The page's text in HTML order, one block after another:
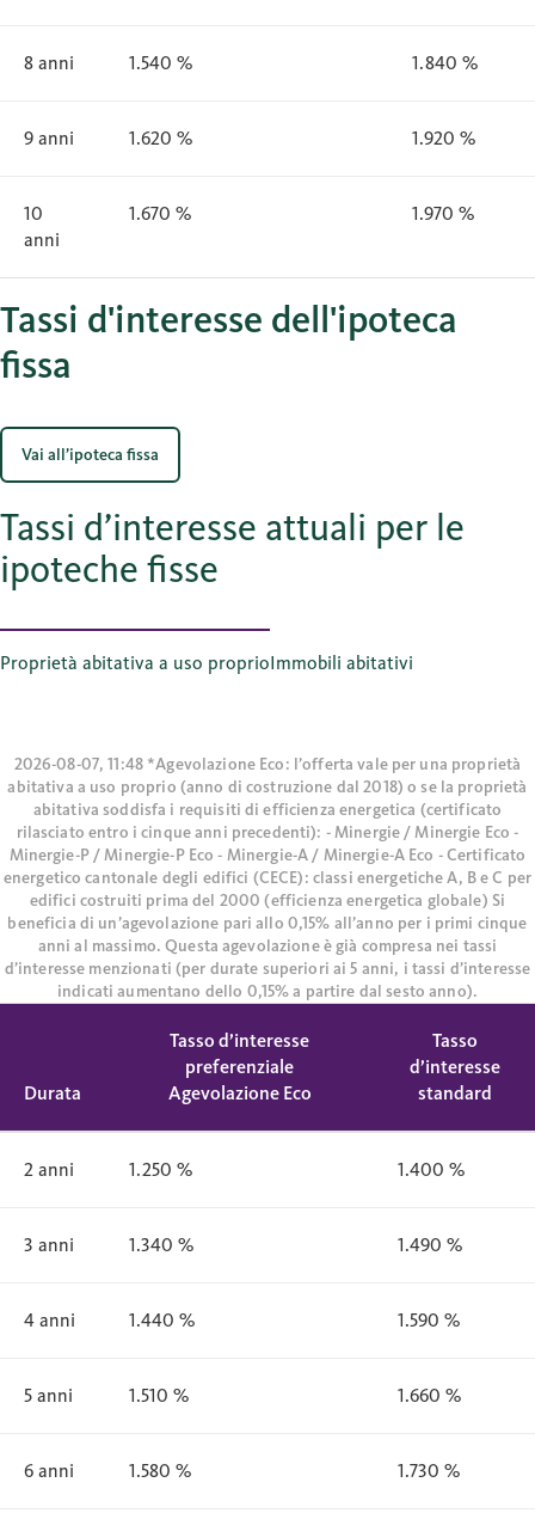
8 anni 1.540 % 1.840 %
9 anni 1.620 % 1.920 %
10
anni
1.670 % 1.970 %
Tassi d'interesse dell'ipoteca
fissa
Vai all’ipoteca fissa
Tassi d’interesse attuali per le
ipoteche fisse
Proprietà abitativa a uso proprioImmobili abitativi
2026-08-07, 11:48 *Agevolazione Eco: l’offerta vale per una proprietà
abitativa a uso proprio (anno di costruzione dal 2018) o se la proprietà
abitativa soddisfa i requisiti di efficienza energetica (certificato
rilasciato entro i cinque anni precedenti): - Minergie / Minergie Eco -
Minergie-P / Minergie-P Eco - Minergie-A / Minergie-A Eco - Certificato
energetico cantonale degli edifici (CECE): classi energetiche A, B e C per
edifici costruiti prima del 2000 (efficienza energetica globale) Si
beneficia di un’agevolazione pari allo 0,15% all’anno per i primi cinque
anni al massimo. Questa agevolazione è già compresa nei tassi
d’interesse menzionati (per durate superiori ai 5 anni, i tassi d’interesse
indicati aumentano dello 0,15% a partire dal sesto anno).
Durata
Tasso d’interesse
preferenziale
Agevolazione Eco
Tasso
d’interesse
standard
2 anni 1.250 % 1.400 %
3 anni 1.340 % 1.490 %
4 anni 1.440 % 1.590 %
5 anni 1.510 % 1.660 %
6 anni 1.580 % 1.730 %